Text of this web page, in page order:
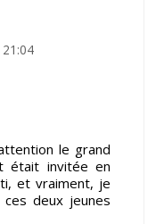
le grand
était invitée en
et vraiment, je
deux jeunes